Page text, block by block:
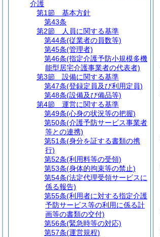
介護
第1節
基本方針
第43条
第2節
人員に関する基準
第44条(従業者の員数等)
第45条(管理者)
第46条(指定介護予防小規模多機
能型居宅介護事業者の代表者)
第3節
設備に関する基準
第47条(登録定員及び利用定員)
第48条(設備及び備品等)
第4節
運営に関する基準
第49条(心身の状況等の把握)
第50条(介護予防サービス事業者
等との連携)
第51条(身分を証する書類の携
行)
第52条(利用料等の受領)
第53条(身体的拘束等の禁止)
第54条(法定代理受領サービスに
係る報告)
第55条(利用者に対する指定介護
予防サービス等の利用に係る計
画等の書類の交付)
第56条(緊急時等の対応)
第57条(運営規程)